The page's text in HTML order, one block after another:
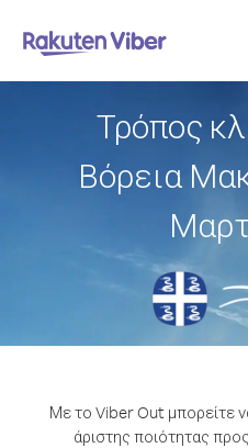
Τρόπος
Βόρεια
Με το Viber Out μπορείτε
άριστης ποιότητας